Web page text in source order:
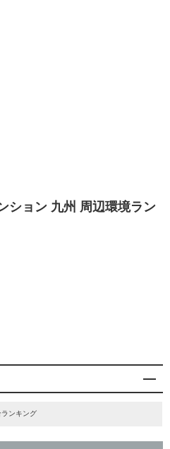
ション 九州 周辺環境ラン
ランキング